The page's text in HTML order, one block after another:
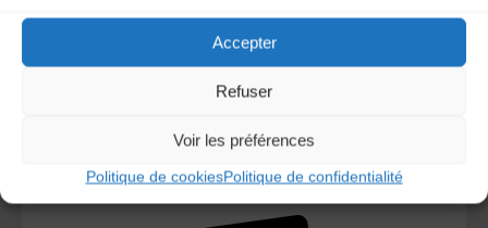
Accepter
Refuser
Voir les préférences
Politique de cookiesPolitique de confidentialité
Le distributeur des musiques Trad'
L’AMTA EST MEMBRE DE LA